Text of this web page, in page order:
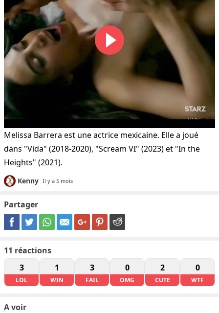
Melissa Barrera est une actrice mexicaine. Elle a joué
dans "Vida" (2018-2020), "Scream VI" (2023) et "In the
Heights" (2021).
Kenny Il y a 5 mois
Partager
11 réactions
3
LOL
1
WIN
3
FAIL
0
OMG
2
CUTE
0
WTF
A voir